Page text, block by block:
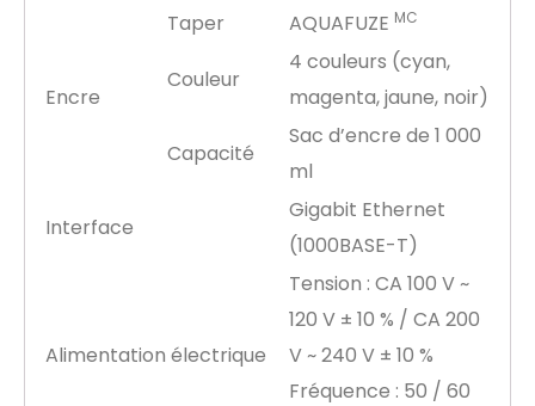
Encre
Taper AQUAFUZE MC
Couleur
4 couleurs (cyan,
magenta, jaune, noir)
Capacité
Sac d’encre de 1 000
ml
Interface
Gigabit Ethernet
(1000BASE-T)
Alimentation électrique
Tension : CA 100 V ~
120 V ± 10 % / CA 200
V ~ 240 V ± 10 %
Fréquence : 50 / 60